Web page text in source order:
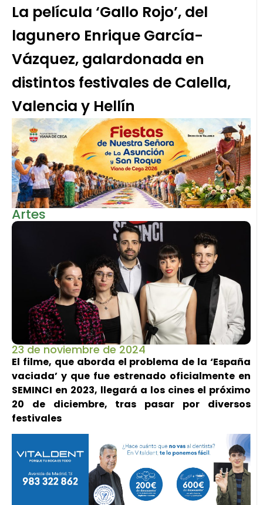
La película ‘Gallo Rojo’, del
lagunero Enrique García-
Vázquez, galardonada en
distintos festivales de Calella,
Valencia y Hellín
Artes
23 de noviembre de 2024
El filme, que aborda el problema de la ‘España
vaciada’ y que fue estrenado oficialmente en
SEMINCI en 2023, llegará a los cines el próximo
20 de diciembre, tras pasar por diversos
festivales